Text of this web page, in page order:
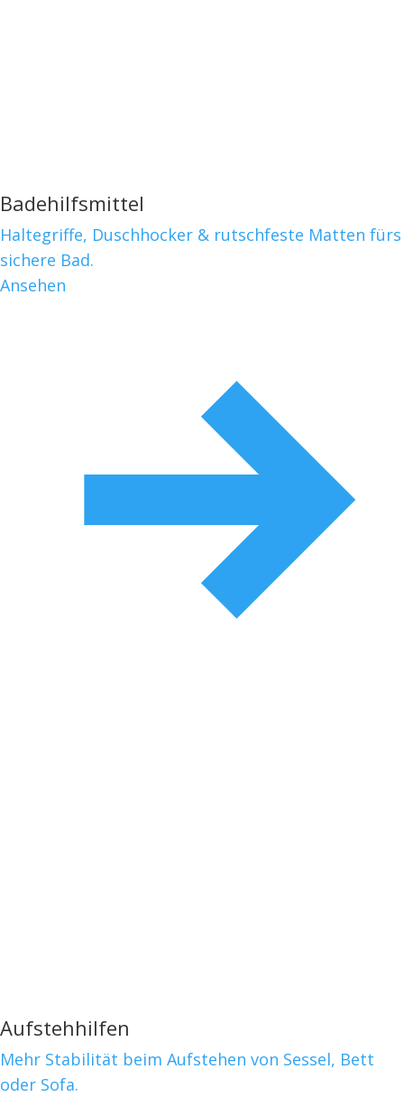
Badehilfsmittel
Haltegriffe, Duschhocker & rutschfeste Matten fürs
sichere Bad.
Ansehen
Aufstehhilfen
Mehr Stabilität beim Aufstehen von Sessel, Bett
oder Sofa.